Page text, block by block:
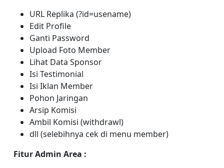
URL Replika (?id=usename)
Edit Profile
Ganti Password
Upload Foto Member
Lihat Data Sponsor
Isi Testimonial
Isi Iklan Member
Pohon Jaringan
Arsip Komisi
Ambil Komisi (withdrawl)
dll (selebihnya cek di menu member)
Fitur Admin Area :